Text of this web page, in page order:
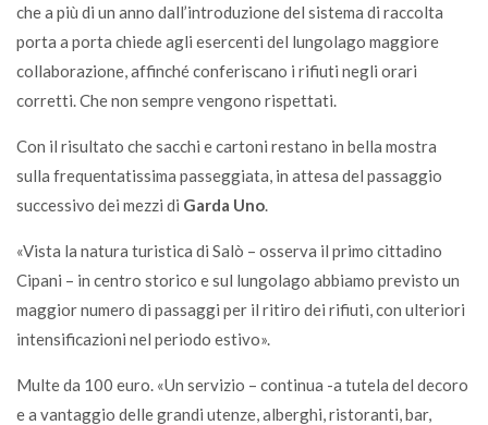
che a più di un anno dall’introduzione del sistema di raccolta
porta a porta chiede agli esercenti del lungolago maggiore
collaborazione, affinché conferiscano i rifiuti negli orari
corretti. Che non sempre vengono rispettati.
Con il risultato che sacchi e cartoni restano in bella mostra
sulla frequentatissima passeggiata, in attesa del passaggio
successivo dei mezzi di Garda Uno.
«Vista la natura turistica di Salò – osserva il primo cittadino
Cipani – in centro storico e sul lungolago abbiamo previsto un
maggior numero di passaggi per il ritiro dei rifiuti, con ulteriori
intensificazioni nel periodo estivo».
Multe da 100 euro. «Un servizio – continua -a tutela del decoro
e a vantaggio delle grandi utenze, alberghi, ristoranti, bar,